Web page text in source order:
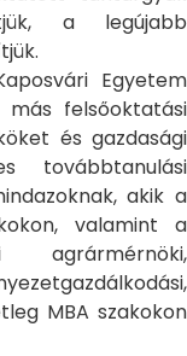
a legújabb
Egyetem
más felsőoktatási
és gazdasági
továbbtanulási
akik a
valamint a
agrármérnöki,
MBA szakokon